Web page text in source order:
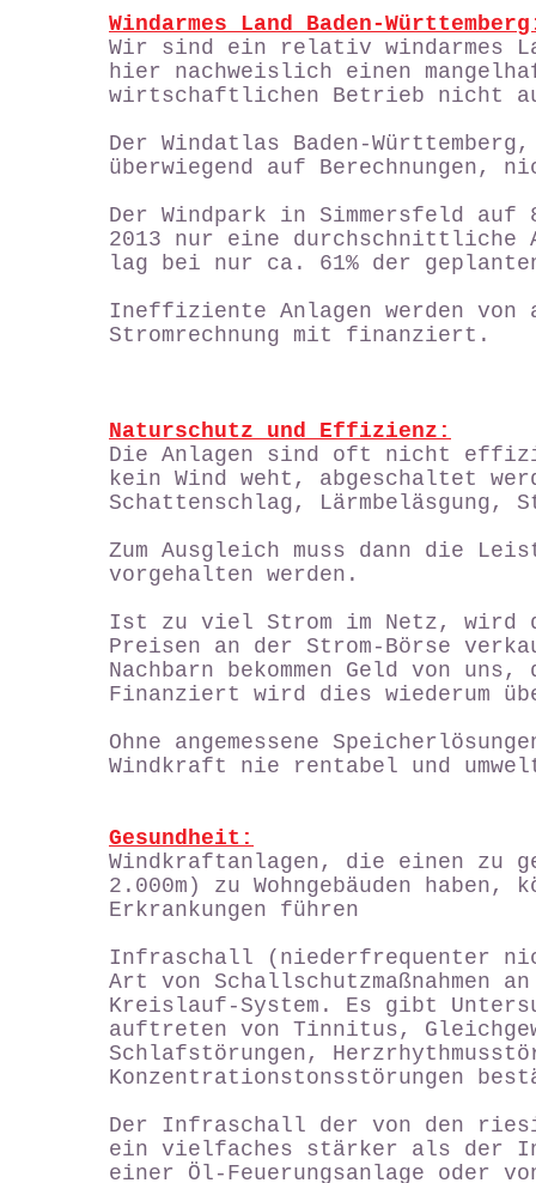
Windarmes Land Baden-
Wir sind ein relativ windarmes
hier nachweislich einen
wirtschaftlichen Betrieb nicht
Der Windatlas Baden-
überwiegend auf Berechnungen,
Der Windpark in Simmersfeld
2013 nur eine durchschnittliche
lag bei nur ca. 61% der
Ineffiziente Anlagen werden von
Stromrechnung mit finanziert.
Naturschutz und Effizienz:
Die Anlagen sind oft nicht
kein Wind weht, abgeschaltet
Schattenschlag, Lärmbeläsgung,
Zum Ausgleich muss dann die
vorgehalten werden.
Ist zu viel Strom im Netz, wird
Preisen an der Strom-Börse
Nachbarn bekommen Geld von
Finanziert wird dies wiederum
Ohne angemessene
Windkraft nie rentabel und
Gesundheit:
Windkraftanlagen, die einen zu
2.000m) zu Wohngebäuden haben,
Erkrankungen führen
Infraschall (niederfrequenter
Art von Schallschutzmaßnahmen
Kreislauf-System. Es gibt
auftreten von Tinnitus,
Schlafstörungen,
Konzentrationstonsstörungen
Der Infraschall der von den
ein vielfaches stärker als der
einer Öl-Feuerungsanlage oder